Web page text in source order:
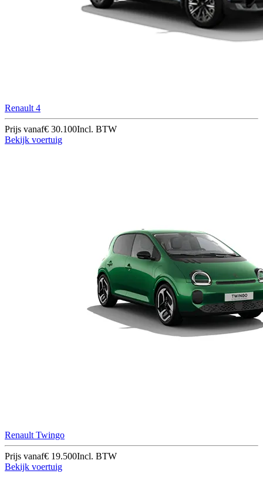
Renault 4
Prijs vanaf€ 30.100Incl. BTW
Bekijk voertuig
Renault Twingo
Prijs vanaf€ 19.500Incl. BTW
Bekijk voertuig